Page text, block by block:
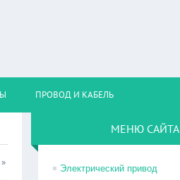
ПРОВОД И КАБЕЛЬ
»
МЕНЮ САЙТА
Электрический привод